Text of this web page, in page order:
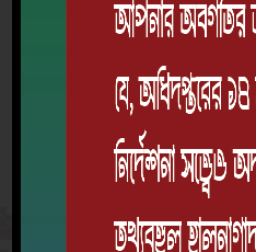
স্থাপিতঃ
EIIN: 115229 | MPO
ডাউনলোড অ্যাপ